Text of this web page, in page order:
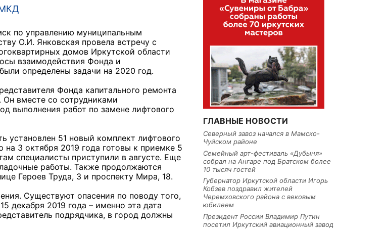
МКД
по управлению муниципальным
О.И. Янковская провела встречу с
домов Иркутской области
взаимодействия Фонда и
определены задачи на 2020 год.
Фонда капитального ремонта
вместе со сотрудниками
выполнения работ по замене лифтового
установлен 51 новый комплект лифтового
3 октября 2019 года готовы к приемке 5
специалисты приступили в августе. Еще
работы. Также продолжаются
Героев Труда, 3 и проспекту Мира, 18.
Существуют опасения по поводу того,
декабря 2019 года – именно эта дата
подрядчика, в город должны
ГЛАВНЫЕ НОВОСТИ
Северный завоз начался в Мамско-
Чуйском районе
Семейный арт-фестиваль «Дубыня»
собрал на Ангаре под Братском более
10 тысяч гостей
Губернатор Иркутской области Игорь
Кобзев поздравил жителей
Черемховского района с вековым
юбилеем
Президент России Владимир Путин
посетил Иркутский авиационный завод